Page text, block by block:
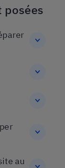
posées
au